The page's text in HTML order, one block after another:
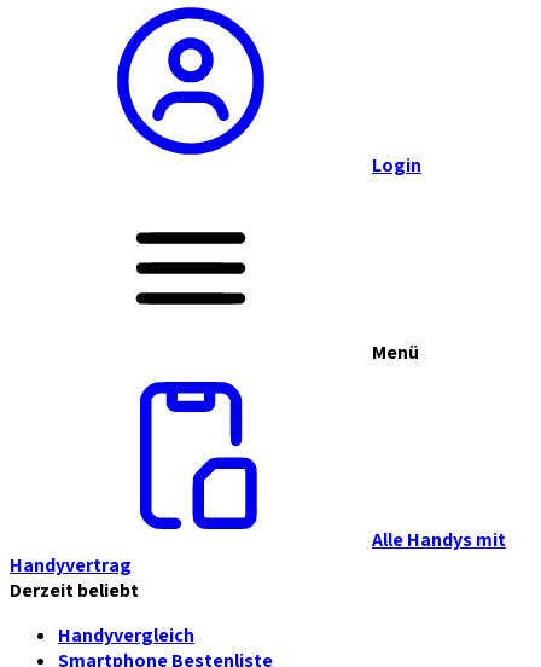
Login
Menü
Alle Handys mit
Handyvertrag
Derzeit beliebt
Handyvergleich
Smartphone Bestenliste